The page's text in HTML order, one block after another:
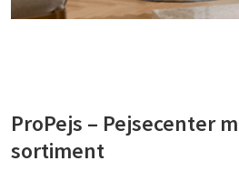
ProPejs – Pejsecenter
sortiment